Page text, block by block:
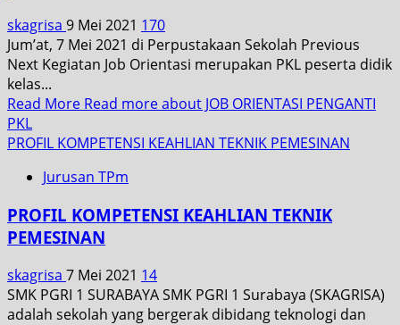
skagrisa 9 Mei 2021 170
Jum’at, 7 Mei 2021 di Perpustakaan Sekolah Previous
Next Kegiatan Job Orientasi merupakan PKL peserta didik
kelas...
Read More Read more about JOB ORIENTASI PENGANTI
PKL
PROFIL KOMPETENSI KEAHLIAN TEKNIK PEMESINAN
Jurusan TPm
PROFIL KOMPETENSI KEAHLIAN TEKNIK
PEMESINAN
skagrisa 7 Mei 2021 14
SMK PGRI 1 SURABAYA SMK PGRI 1 Surabaya (SKAGRISA)
adalah sekolah yang bergerak dibidang teknologi dan